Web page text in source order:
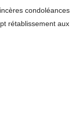
condoléances
rétablissement aux